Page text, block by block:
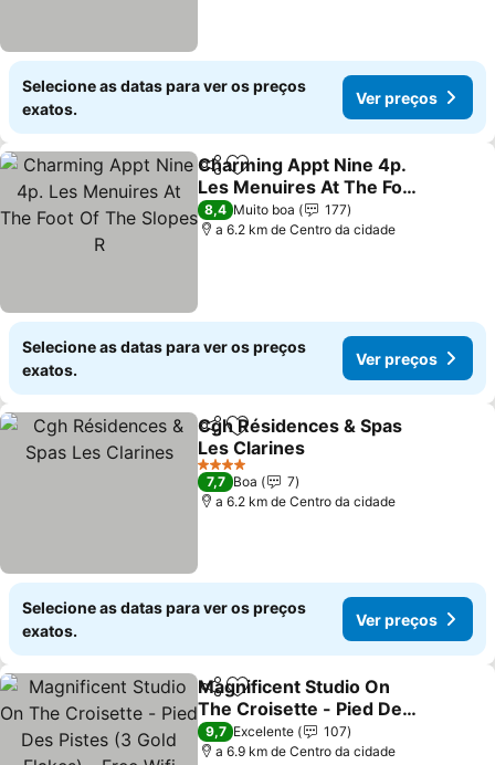
Selecione as datas para ver os preços
exatos.
Ver preços
PartilharAdicionar aos favoritos
Charming Appt Nine 4p.
Les Menuires At The Foot
Of The Slopes R
Ver preços
8,4 Muito boa
177
a 6.2 km de Centro da cidade
Selecione as datas para ver os preços
exatos.
Ver preços
PartilharAdicionar aos favoritos
Cgh Résidences & Spas
Les Clarines
Ver preços
4 Estrelas
7,7 Boa
7
a 6.2 km de Centro da cidade
Selecione as datas para ver os preços
exatos.
Ver preços
PartilharAdicionar aos favoritos
Magnificent Studio On
The Croisette - Pied Des
Pistes (3 Gold Flakes) -
Free Wifi
Ver preços
9,7 Excelente
107
a 6.9 km de Centro da cidade